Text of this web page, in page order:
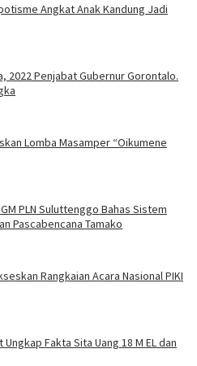
Angkat Anak Kandung Jadi
2022 Penjabat Gubernur Gorontalo.
Lomba Masamper “Oikumene
PLN Suluttenggo Bahas Sistem
Pascabencana Tamako
Rangkaian Acara Nasional PIKI
Fakta Sita Uang 18 M EL dan